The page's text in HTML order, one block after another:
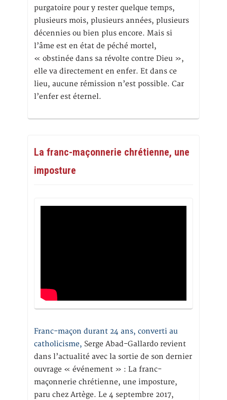
purgatoire pour y rester quelque temps,
plusieurs mois, plusieurs années, plusieurs
décennies ou bien plus encore. Mais si
l’âme est en état de péché mortel,
« obstinée dans sa révolte contre Dieu »,
elle va directement en enfer. Et dans ce
lieu, aucune rémission n’est possible. Car
l’enfer est éternel.
La franc-maçonnerie chrétienne, une
imposture
Franc-maçon durant 24 ans, converti au
catholicisme, Serge Abad-Gallardo revient
dans l’actualité avec la sortie de son dernier
ouvrage « événement » : La franc-
maçonnerie chrétienne, une imposture,
paru chez Artège. Le 4 septembre 2017,